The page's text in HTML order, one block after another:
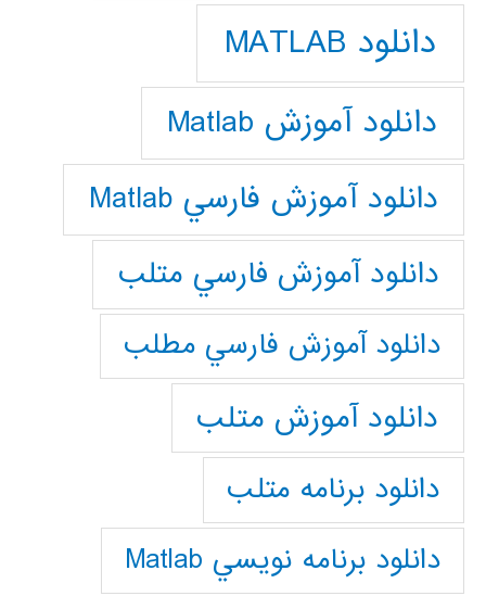
دانلود MATLAB
دانلود آموزش Matlab
دانلود آموزش فارسي Matlab
دانلود آموزش فارسي متلب
دانلود آموزش فارسي مطلب
دانلود آموزش متلب
دانلود برنامه متلب
دانلود برنامه نويسي Matlab